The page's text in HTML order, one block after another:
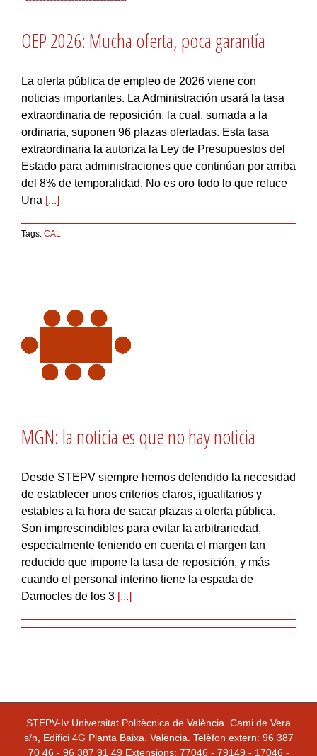
OEP 2026: Mucha oferta, poca garantía
La oferta pública de empleo de 2026 viene con
noticias importantes. La Administración usará la tasa
extraordinaria de reposición, la cual, sumada a la
ordinaria, suponen 96 plazas ofertadas. Esta tasa
extraordinaria la autoriza la Ley de Presupuestos del
Estado para administraciones que continúan por arriba
del 8% de temporalidad. No es oro todo lo que reluce
Una [...]
Tags: CAL
MGN: la noticia es que no hay noticia
Desde STEPV siempre hemos defendido la necesidad
de establecer unos criterios claros, igualitarios y
estables a la hora de sacar plazas a oferta pública.
Son imprescindibles para evitar la arbitrariedad,
especialmente teniendo en cuenta el margen tan
reducido que impone la tasa de reposición, y más
cuando el personal interino tiene la espada de
Damocles de los 3 [...]
STEPV-Iv Universitat Politècnica de València. Cami de Vera
s/n, Edifici 4G Planta Baixa. València. Telèfon extern: 96 387
70 46 - 96 387 91 49 Extensions: 77046 - 79149 - 17046 -